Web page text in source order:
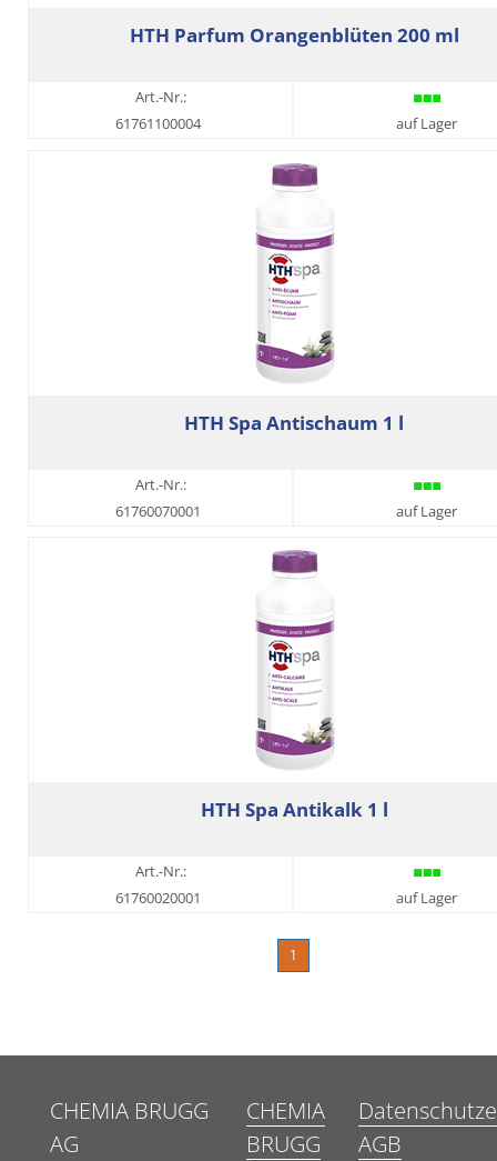
HTH Parfum Orangenblüten 200 ml
Art.-Nr.:
61761100004
auf Lager
HTH Spa Antischaum 1 l
Art.-Nr.:
61760070001
auf Lager
HTH Spa Antikalk 1 l
Art.-Nr.:
61760020001
auf Lager
1
CHEMIA BRUGG
AG
CHEMIA
BRUGG
AGB